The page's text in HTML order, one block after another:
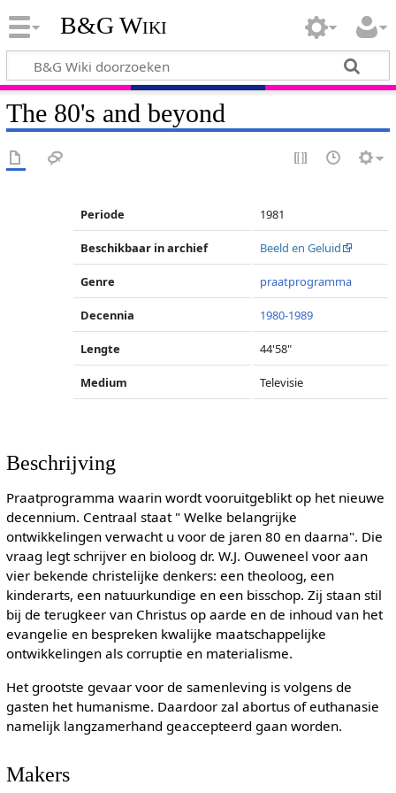
B&G Wiki
The 80's and beyond
Periode 1981
Beschikbaar in archief Beeld en Geluid
Genre praatprogramma
Decennia 1980-1989
Lengte 44'58"
Medium Televisie
Beschrijving
Praatprogramma waarin wordt vooruitgeblikt op het nieuwe
decennium. Centraal staat " Welke belangrijke
ontwikkelingen verwacht u voor de jaren 80 en daarna". Die
vraag legt schrijver en bioloog dr. W.J. Ouweneel voor aan
vier bekende christelijke denkers: een theoloog, een
kinderarts, een natuurkundige en een bisschop. Zij staan stil
bij de terugkeer van Christus op aarde en de inhoud van het
evangelie en bespreken kwalijke maatschappelijke
ontwikkelingen als corruptie en materialisme.
Het grootste gevaar voor de samenleving is volgens de
gasten het humanisme. Daardoor zal abortus of euthanasie
namelijk langzamerhand geaccepteerd gaan worden.
Makers